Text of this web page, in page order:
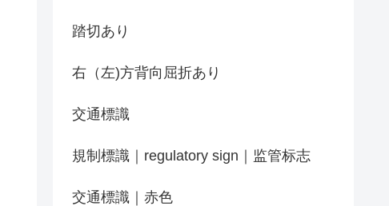
踏切あり
右（左)方背向屈折あり
交通標識
規制標識｜regulatory sign｜监管标志
交通標識｜赤色